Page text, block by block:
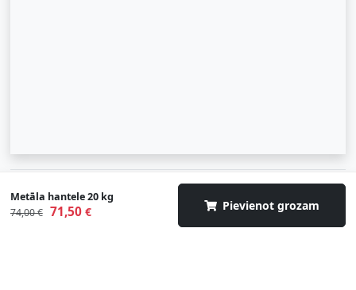
Metāla hantele 20 kg
74,00 € 71,50€ Pievienot grozam
© 2007-2026 SIA "Zinva" | Morex.lv